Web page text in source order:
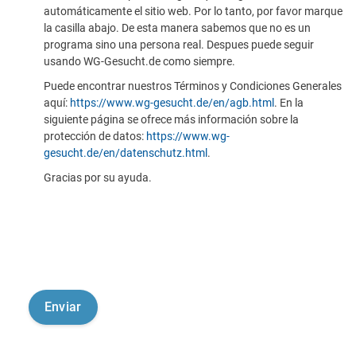
automáticamente el sitio web. Por lo tanto, por favor marque
la casilla abajo. De esta manera sabemos que no es un
programa sino una persona real. Despues puede seguir
usando WG-Gesucht.de como siempre.
Puede encontrar nuestros Términos y Condiciones Generales
aquí: https://www.wg-gesucht.de/en/agb.html . En la
siguiente página se ofrece más información sobre la
protección de datos: https://www.wg-
gesucht.de/en/datenschutz.html .
Gracias por su ayuda.